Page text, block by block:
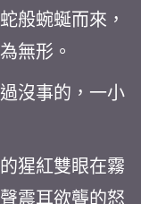
般蜿蜒而來，
無形。
沒事的，一小
猩紅雙眼在霧
震耳欲聾的怒